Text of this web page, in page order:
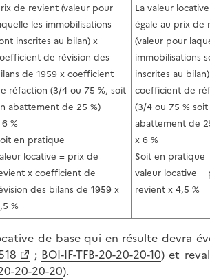
de revient (valeur pour
les immobilisations
inscrites au bilan) x
de révision des
de 1959 x coefficient
réfaction (3/4 ou 75 %, soit
abattement de 25 %)
%
en pratique
locative = prix de
x coefficient de
des bilans de 1959 x
%
La valeur
égale au prix de
(valeur pour
immobilisations
inscrites au
coefficient de
(3/4 ou 75 %
abattement de
x 6 %
Soit en pratique
valeur locative =
revient x 4,5 %
de base qui en résulte devra
; BOI-IF-TFB-20-20-20-10) et
20-20-20).